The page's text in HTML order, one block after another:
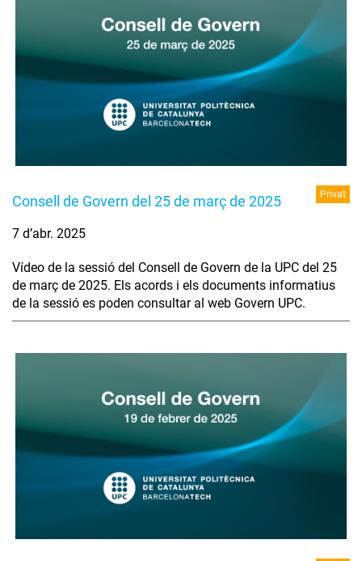
Consell de Govern del 25 de març de 2025 Privat
7 d’abr. 2025
Vídeo de la sessió del Consell de Govern de la UPC del 25
de març de 2025. Els acords i els documents informatius
de la sessió es poden consultar al web Govern UPC.